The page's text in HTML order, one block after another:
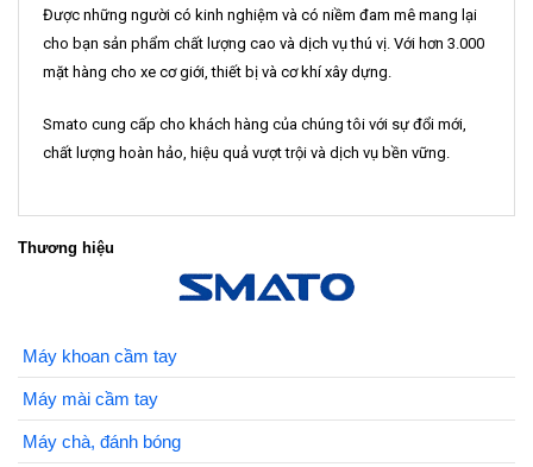
Được những người có kinh nghiệm và có niềm đam mê mang lại
cho bạn sản phẩm chất lượng cao và dịch vụ thú vị. Với hơn 3.000
mặt hàng cho xe cơ giới, thiết bị và cơ khí xây dựng.
Smato cung cấp cho khách hàng của chúng tôi với sự đổi mới,
chất lượng hoàn hảo, hiệu quả vượt trội và dịch vụ bền vững.
Thương hiệu
Máy khoan cầm tay
Máy mài cầm tay
Máy chà, đánh bóng